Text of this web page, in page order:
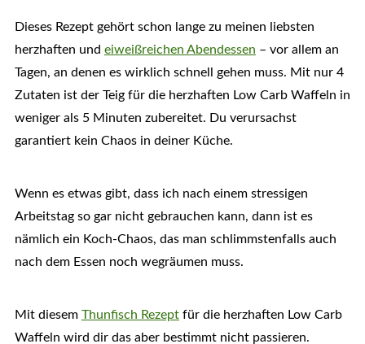
Dieses Rezept gehört schon lange zu meinen liebsten
herzhaften und eiweißreichen Abendessen – vor allem an
Tagen, an denen es wirklich schnell gehen muss. Mit nur 4
Zutaten ist der Teig für die herzhaften Low Carb Waffeln in
weniger als 5 Minuten zubereitet. Du verursachst
garantiert kein Chaos in deiner Küche.
Wenn es etwas gibt, dass ich nach einem stressigen
Arbeitstag so gar nicht gebrauchen kann, dann ist es
nämlich ein Koch-Chaos, das man schlimmstenfalls auch
nach dem Essen noch wegräumen muss.
Mit diesem Thunfisch Rezeptfür die herzhaften Low Carb
Waffeln wird dir das aber bestimmt nicht passieren.